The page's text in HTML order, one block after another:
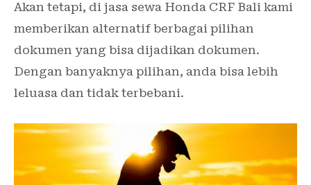
Akan tetapi, di jasa sewa Honda CRF Bali kami
memberikan alternatif berbagai pilihan
dokumen yang bisa dijadikan dokumen.
Dengan banyaknya pilihan, anda bisa lebih
leluasa dan tidak terbebani.